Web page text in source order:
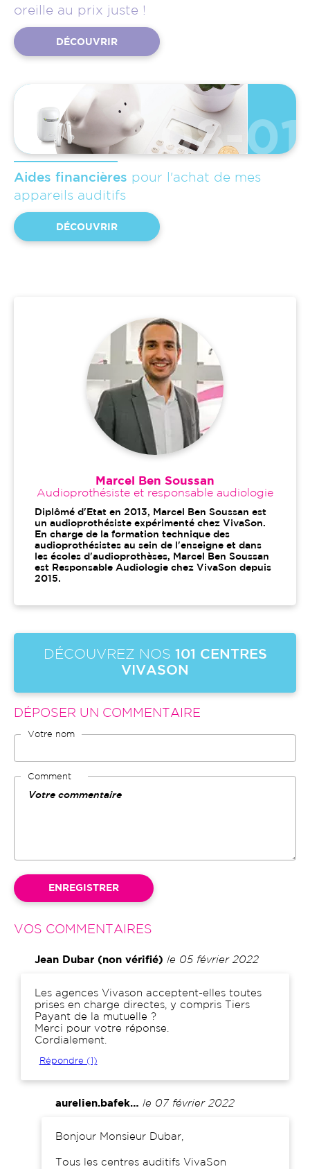
oreille au prix juste !
DÉCOUVRIR
08-01
Aides financières pour l'achat de mes
appareils auditifs
DÉCOUVRIR
Marcel Ben Soussan
Audioprothésiste et responsable audiologie
Diplômé d'Etat en 2013, Marcel Ben Soussan est
un audioprothésiste expérimenté chez VivaSon.
En charge de la formation technique des
audioprothésistes au sein de l'enseigne et dans
les écoles d'audioprothèses, Marcel Ben Soussan
est Responsable Audiologie chez VivaSon depuis
2015.
DÉCOUVREZ NOS 101 CENTRES
VIVASON
DÉPOSER UN COMMENTAIRE
Votre nom
Comment
VOS COMMENTAIRES
Jean Dubar (non vérifié) le 05 février 2022
Comment
Les agences Vivason acceptent-elles toutes
prises en charge directes, y compris Tiers
Payant de la mutuelle ?
Merci pour votre réponse.
Cordialement.
Répondre (1)
aurelien.bafek… le 07 février 2022
Comment
Bonjour Monsieur Dubar,
Tous les centres auditifs VivaSon